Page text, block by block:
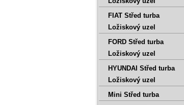
FIAT Střed turba
Ložiskový uzel
FORD Střed turba
Ložiskový uzel
HYUNDAI Střed turba
Ložiskový uzel
Mini Střed turba